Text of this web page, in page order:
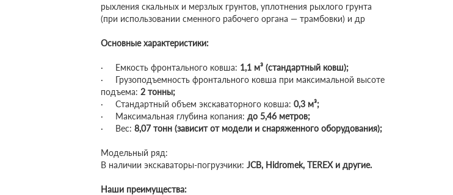
рыхления скальных и мерзлых грунтов, уплотнения рыхлого грунта
(при использовании сменного рабочего органа — трамбовки) и др
Основные характеристики:
· Емкость фронтального ковша: 1,1 м³ (стандартный ковш);
· Грузоподъемность фронтального ковша при максимальной высоте
подъема: 2 тонны;
· Стандартный объем экскаваторного ковша: 0,3 м³;
· Максимальная глубина копания: до 5,46 метров;
· Вес: 8,07 тонн (зависит от модели и снаряженного оборудования);
Модельный ряд:
В наличии экскаваторы-погрузчики: JCB, Hidromek, TEREX и другие.
Наши преимущества: